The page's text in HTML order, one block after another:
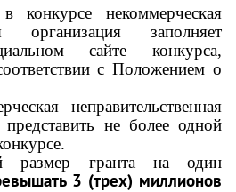
конкурсе некоммерческая
организация заполняет
сайте конкурса,
с Положением о
неправительственная
представить не более одной
размер гранта на один
3 (трех) миллионов